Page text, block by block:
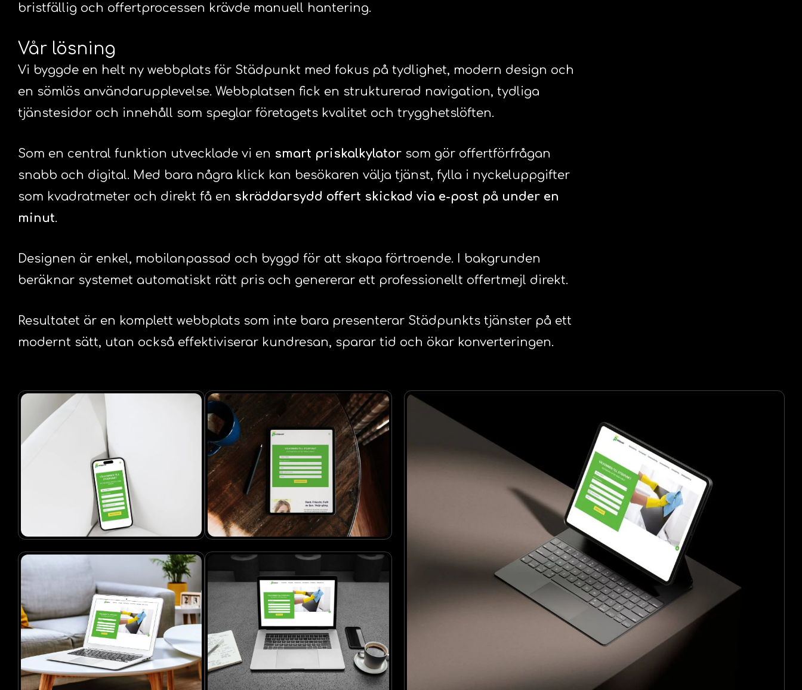
bristfällig och offertprocessen krävde manuell hantering.
Vår lösning
Vi byggde en helt ny webbplats för Städpunkt med fokus på tydlighet, modern design och
en sömlös användarupplevelse. Webbplatsen fick en strukturerad navigation, tydliga
tjänstesidor och innehåll som speglar företagets kvalitet och trygghetslöften.
Som en central funktion utvecklade vi en smart priskalkylatorsom gör offertförfrågan
snabb och digital. Med bara några klick kan besökaren välja tjänst, fylla i nyckeluppgifter
som kvadratmeter och direkt få en skräddarsydd offert skickad via e-post på under en
minut.
Designen är enkel, mobilanpassad och byggd för att skapa förtroende. I bakgrunden
beräknar systemet automatiskt rätt pris och genererar ett professionellt offertmejl direkt.
Resultatet är en komplett webbplats som inte bara presenterar Städpunkts tjänster på ett
modernt sätt, utan också effektiviserar kundresan, sparar tid och ökar konverteringen.